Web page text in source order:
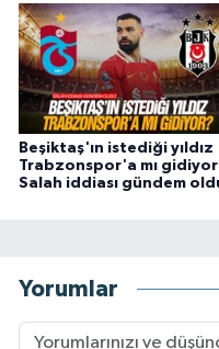
Beşiktaş'ın istediği yıldız
Trabzonspor'a mı
Salah iddiası gündem
Yorumlar